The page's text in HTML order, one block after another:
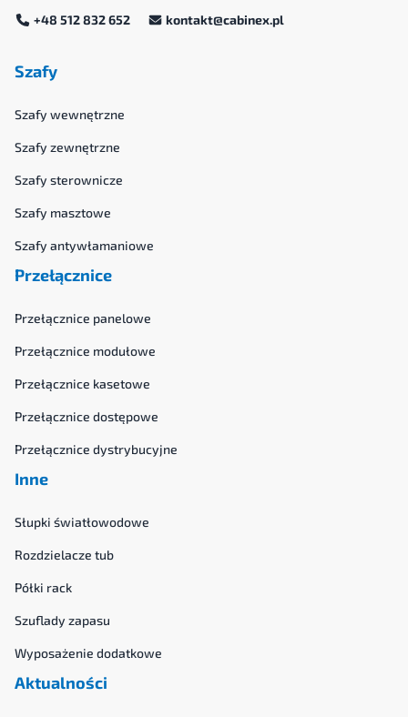
+48 512 832 652 kontakt@cabinex.pl
Szafy
Szafy wewnętrzne
Szafy zewnętrzne
Szafy sterownicze
Szafy masztowe
Szafy antywłamaniowe
Przełącznice
Przełącznice panelowe
Przełącznice modułowe
Przełącznice kasetowe
Przełącznice dostępowe
Przełącznice dystrybucyjne
Inne
Słupki światłowodowe
Rozdzielacze tub
Półki rack
Szuflady zapasu
Wyposażenie dodatkowe
Aktualności